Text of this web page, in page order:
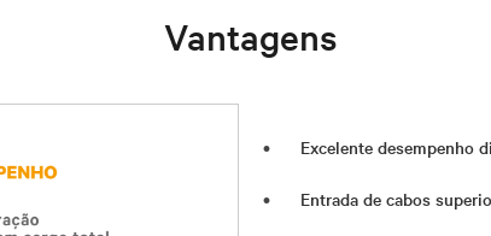
Vantagens
Excelente desempenho
Entrada de cabos